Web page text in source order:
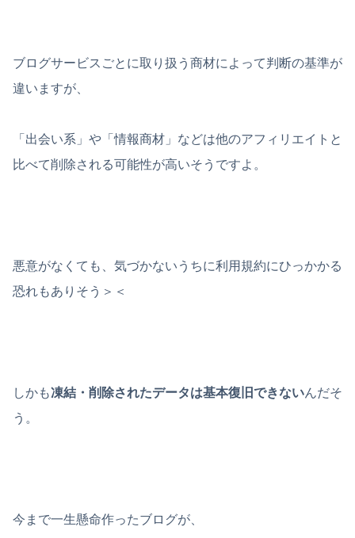
ブログサービスごとに取り扱う商材によって判断の基準が
違いますが、
「出会い系」や「情報商材」などは他のアフィリエイトと
比べて削除される可能性が高いそうですよ。
悪意がなくても、気づかないうちに利用規約にひっかかる
恐れもありそう＞＜
しかも凍結・削除されたデータは基本復旧できないんだそ
う。
今まで一生懸命作ったブログが、